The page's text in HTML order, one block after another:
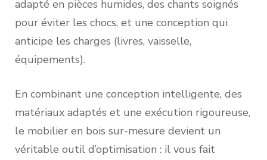
adapté en pièces humides, des chants soignés
pour éviter les chocs, et une conception qui
anticipe les charges (livres, vaisselle,
équipements).
En combinant une conception intelligente, des
matériaux adaptés et une exécution rigoureuse,
le mobilier en bois sur-mesure devient un
véritable outil d’optimisation : il vous fait